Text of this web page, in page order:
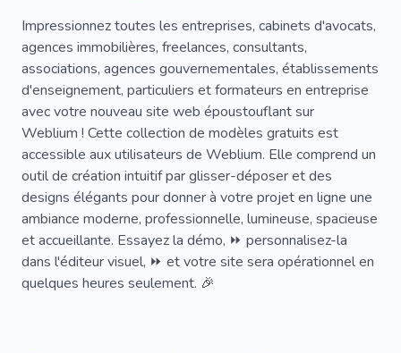
Réunion D'affaires
Soutien Aux Entreprises
Négociation
Travail
Espaces De Coworking
Services Professionnels
Succès
Direction
Consultation
Finance
Astrologie
Titulaire De La Carte De Visite
Attente
Start-up
Croissance
Prédiction
Quartier Des Affaires
Homme D'affaires
Impressionnez toutes les entreprises, cabinets d'avocats,
agences immobilières, freelances, consultants,
associations, agences gouvernementales, établissements
d'enseignement, particuliers et formateurs en entreprise
avec votre nouveau site web époustouflant sur
Weblium ! Cette collection de modèles gratuits est
accessible aux utilisateurs de Weblium. Elle comprend un
outil de création intuitif par glisser-déposer et des
designs élégants pour donner à votre projet en ligne une
ambiance moderne, professionnelle, lumineuse, spacieuse
et accueillante. Essayez la démo, ⏩ personnalisez-la
dans l'éditeur visuel, ⏩ et votre site sera opérationnel en
quelques heures seulement. 🎉